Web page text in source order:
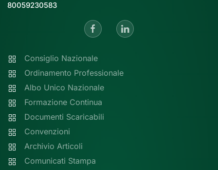
80059230583
Consiglio Nazionale
Ordinamento Professionale
Albo Unico Nazionale
Formazione Continua
Documenti Scaricabili
Convenzioni
Archivio Articoli
Comunicati Stampa